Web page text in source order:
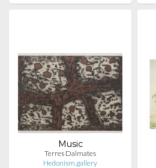
Music
Terres Dalmates
Hedonism.gallery